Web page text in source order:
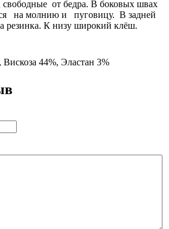
свободные от бедра. В боковых швах
на молнию и пуговицу. В задней
резинка. К низу широкий клёш.
44%, Эластан 3%